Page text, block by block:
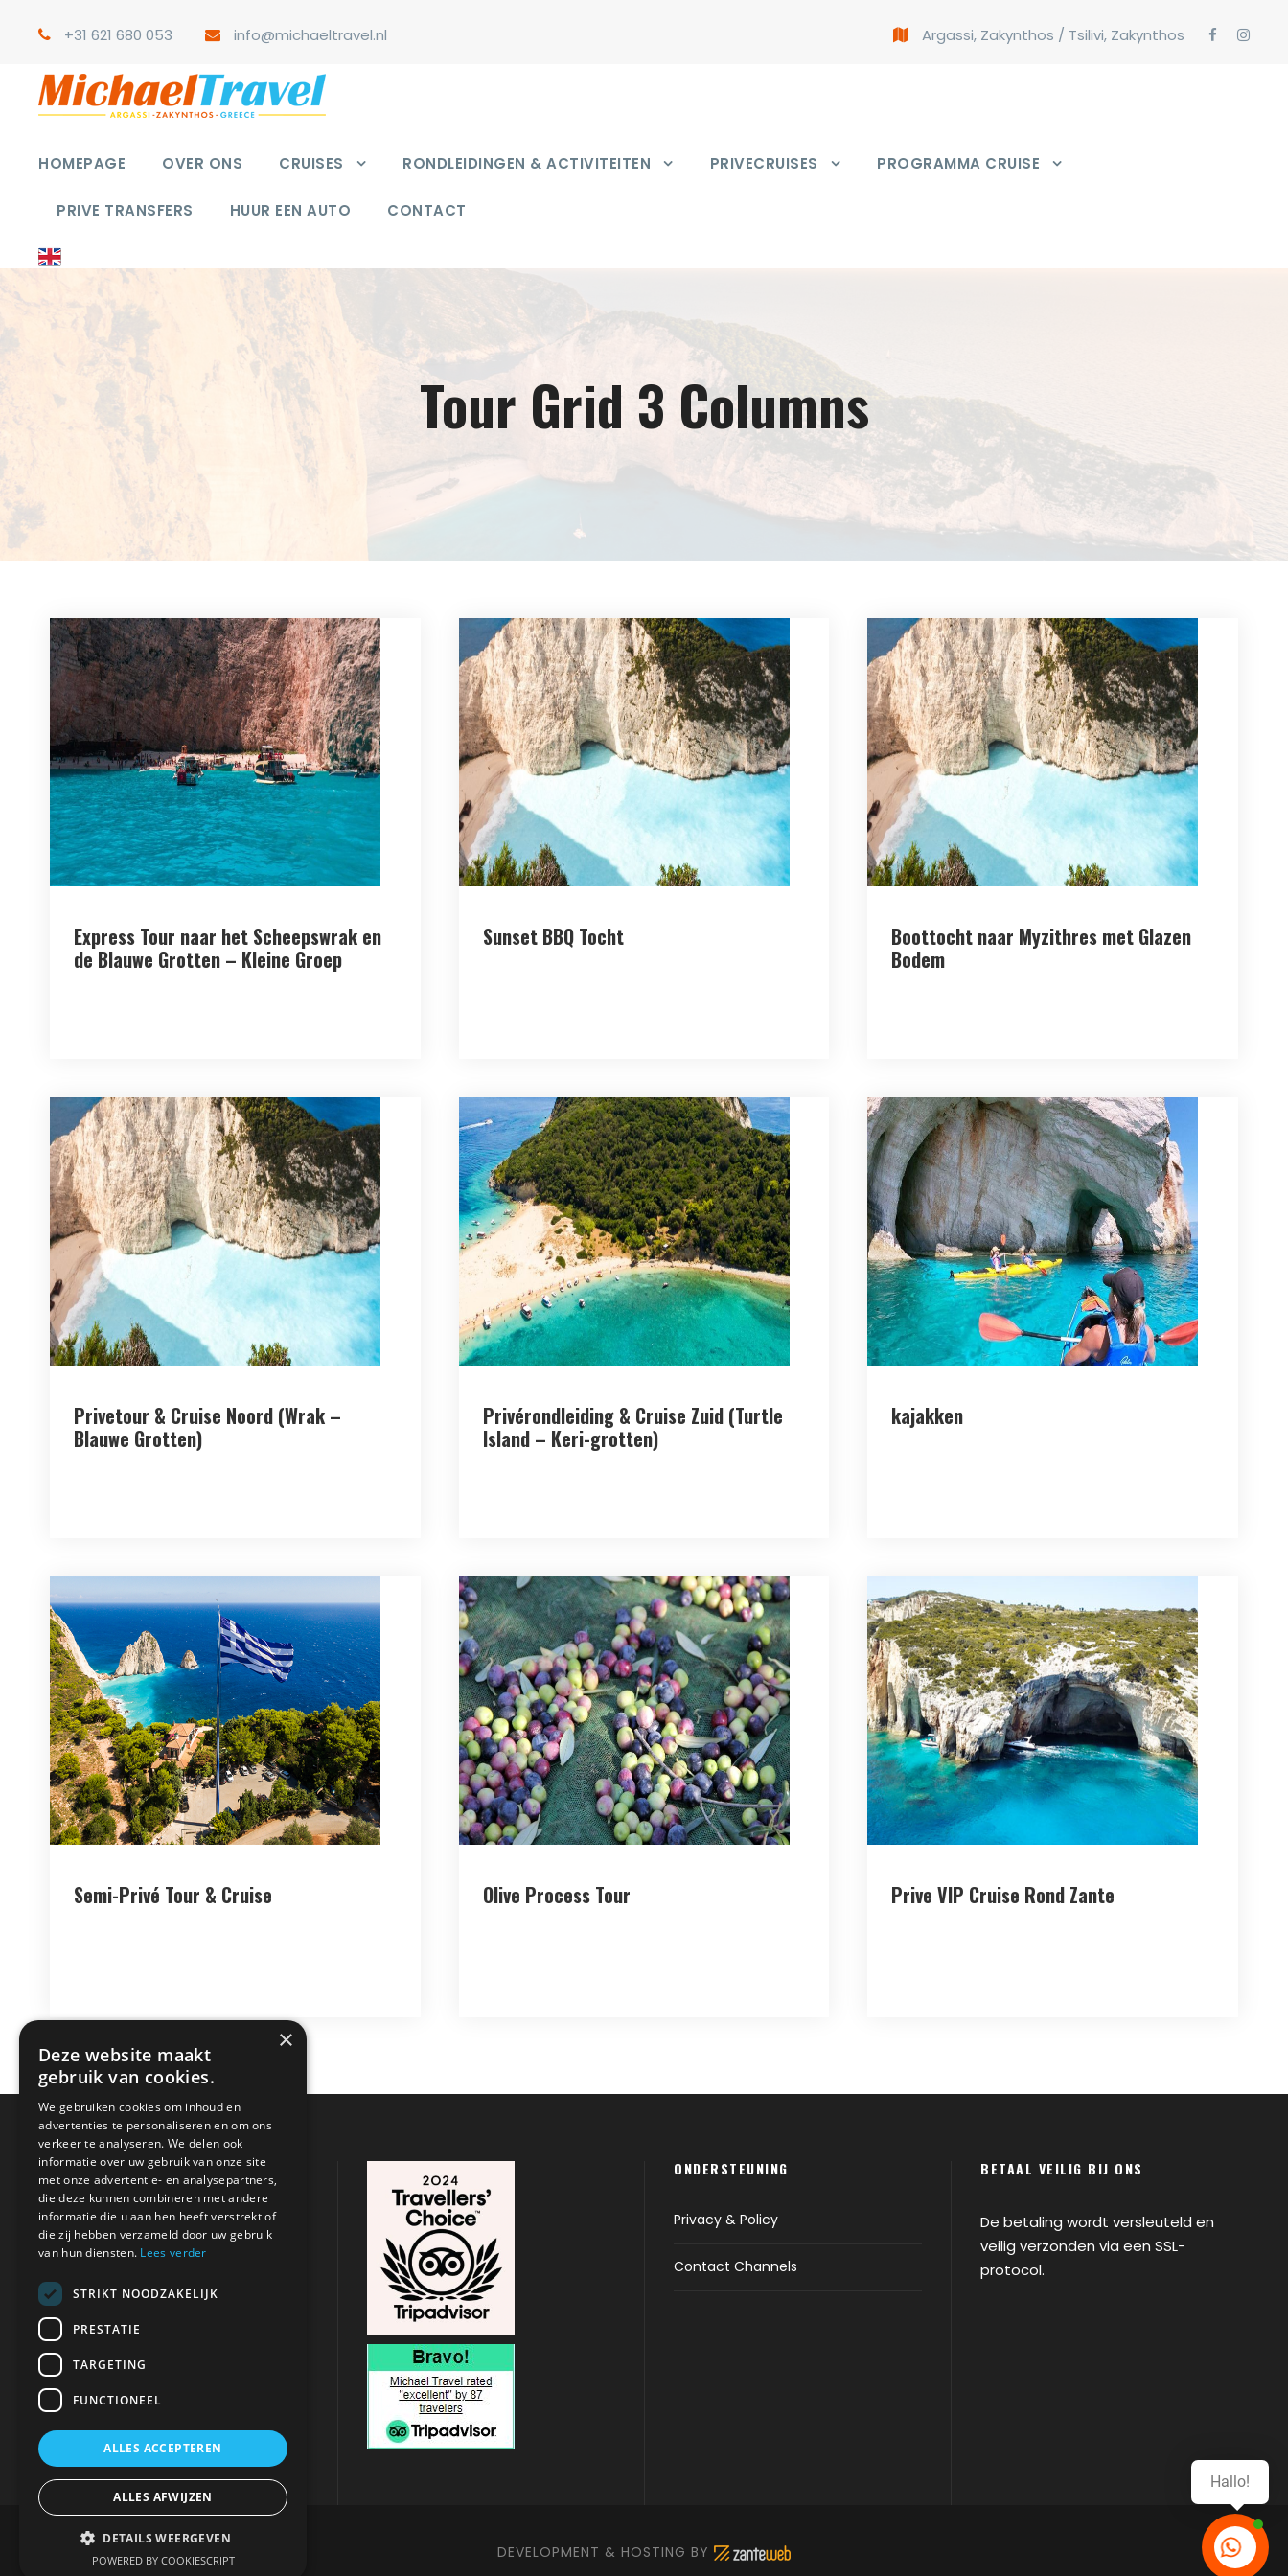
+31 621 680 053 info@michaeltravel.nl Argassi, Zakynthos / Tsilivi, Zakynthos
HOMEPAGE OVER ONS CRUISES RONDLEIDINGEN & ACTIVITEITEN PRIVECRUISES PROGRAMMA CRUISE
PRIVE TRANSFERS HUUR EEN AUTO CONTACT
Tour Grid 3 Columns
Express Tour naar het Scheepswrak en
de Blauwe Grotten – Kleine Groep
Sunset BBQ Tocht
Boottocht naar Myzithres met Glazen
Bodem
Privetour & Cruise Noord (Wrak –
Blauwe Grotten)
Privérondleiding & Cruise Zuid (Turtle
Island – Keri-grotten)
kajakken
Semi-Privé Tour & Cruise Olive Process Tour Prive VIP Cruise Rond Zante
CONTACTGEGEVENS
Adres:Argasi , Zakynthos/Tsilivi,
Zakynthos
+31 621 680 053
info@michaeltravel.nl
ONDERSTEUNING
Privacy & Policy
Contact Channels
BETAAL VEILIG BIJ ONS
De betaling wordt versleuteld en
veilig verzonden via een SSL-
protocol.
DEVELOPMENT & HOSTING BY
Hallo!
×
Deze website maakt
gebruik van cookies.
We gebruiken cookies om inhoud en
advertenties te personaliseren en om ons
verkeer te analyseren. We delen ook
informatie over uw gebruik van onze site
met onze advertentie- en analysepartners,
die deze kunnen combineren met andere
informatie die u aan hen heeft verstrekt of
die zij hebben verzameld door uw gebruik
van hun diensten. Lees verder
STRIKT NOODZAKELIJK
PRESTATIE
TARGETING
FUNCTIONEEL
ALLES ACCEPTEREN
ALLES AFWIJZEN
DETAILS WEERGEVEN
POWERED BY COOKIESCRIPT